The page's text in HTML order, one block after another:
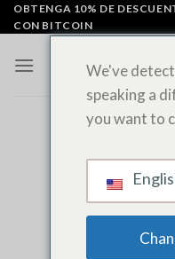
al
OBTENGA 10% DE
CON BITCOIN
We've
speaking a
you want to